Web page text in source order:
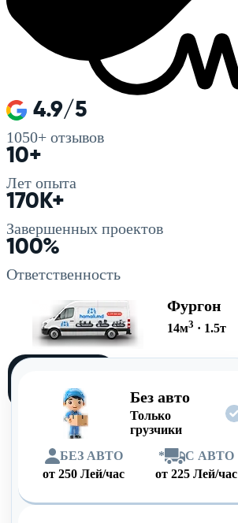
4.9/5
1050+ отзывов
10+
Лет опыта
170K+
Завершенных проектов
100%
Ответственность
Фургон
14м3 · 1.5т
Без авто
Только
грузчики
БЕЗ АВТО
от250 Лей/час
*
С АВТО
от 225 Лей/час